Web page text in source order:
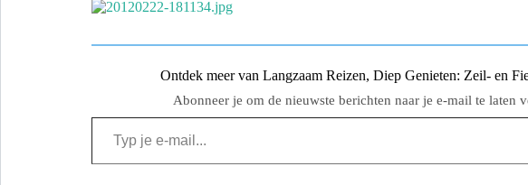
Ontdek meer van Langzaam Reizen, Diep Genieten: Zeil- en
Abonneer je om de nieuwste berichten naar je e-mail te laten